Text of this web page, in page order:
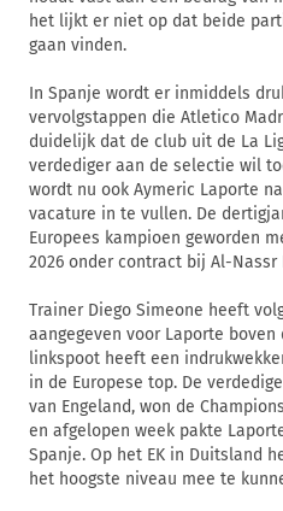
het lijkt er niet op dat beide
gaan vinden.
In Spanje wordt er inmiddels
vervolgstappen die Atletico
duidelijk dat de club uit de La
verdediger aan de selectie wil
wordt nu ook Aymeric Laporte
vacature in te vullen. De
Europees kampioen geworden
2026 onder contract bij Al-Nassr
Trainer Diego Simeone heeft
aangegeven voor Laporte boven
linkspoot heeft een
in de Europese top. De
van Engeland, won de
en afgelopen week pakte
Spanje. Op het EK in Duitsland
het hoogste niveau mee te